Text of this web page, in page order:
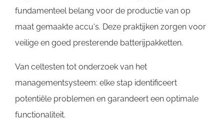
fundamenteel belang voor de productie van op
maat gemaakte accu's. Deze praktijken zorgen voor
veilige en goed presterende batterijpakketten.
Van celtesten tot onderzoek van het
managementsysteem: elke stap identificeert
potentiële problemen en garandeert een optimale
functionaliteit.